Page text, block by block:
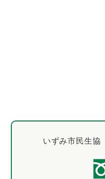
いずみ市民生協